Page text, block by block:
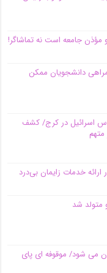
جامعه است نه تماشاگر!
دانشجویان ممکن
اسرائیل در کرج/‌ کشف
متولد شد
می شود/ موقوفه ای پای